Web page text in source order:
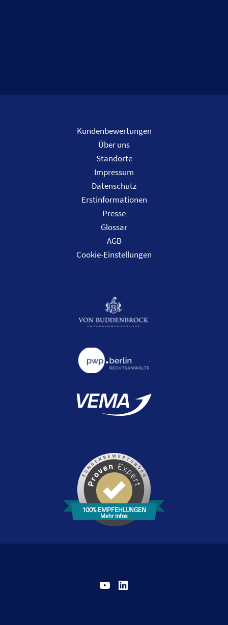
Kundenbewertungen
Über uns
Standorte
Impressum
Datenschutz
Erstinformationen
Presse
Glossar
AGB
Cookie-Einstellungen
100% EMPFEHLUNGEN
Mehr Infos
YouTube LinkedIn